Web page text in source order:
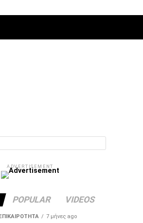
ADVERTISEMENT
POPULAR VIDEOS
7 μήνες ago